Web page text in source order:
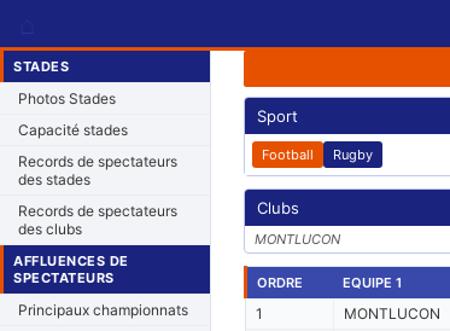
STADES
Photos Stades
Capacité stades
Records de spectateurs
des stades
Records de spectateurs
des clubs
AFFLUENCES DE
SPECTATEURS
Principaux championnats
Sport
Football Rugby
Clubs
MONTLUCON
ORDRE EQUIPE 1
1 MONTLUCON